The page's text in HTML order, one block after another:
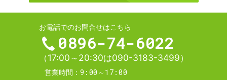
お電話でのお問合せはこちら
0896-74-6022
（17:00～20:30は090-3183-3499）
営業時間 9:00～17:00